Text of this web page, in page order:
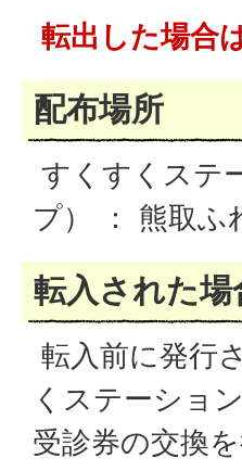
転出した場合
配布場所
すくすくステ
プ） ： 熊取ふ
転入された
転入前に発行
くステーショ
受診券の交換